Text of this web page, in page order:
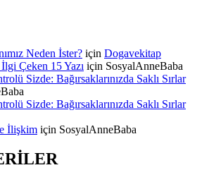
Neden İster? için Dogavekitap
Çeken 15 Yazı için SosyalAnneBaba
Sizde: Bağırsaklarınızda Saklı Sırlar
Sizde: Bağırsaklarınızda Saklı Sırlar
İlişkim için SosyalAnneBaba